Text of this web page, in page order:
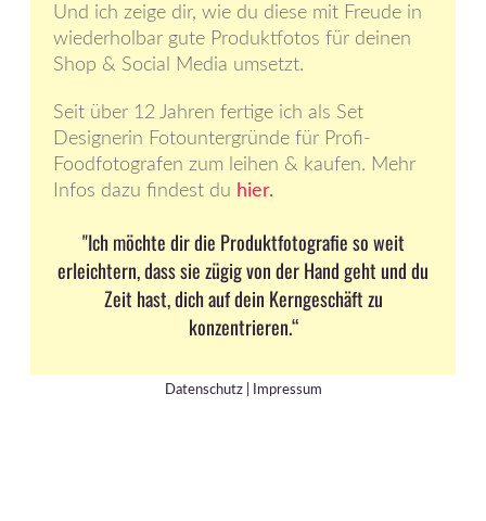
Und ich zeige dir, wie du diese mit Freude in
wiederholbar gute Produktfotos für deinen
Shop & Social Media umsetzt.
Seit über 12 Jahren fertige ich als Set
Designerin Fotountergründe für Profi-
Foodfotografen zum leihen & kaufen. Mehr
Infos dazu findest du hier.
"Ich möchte dir die Produktfotografie so weit
erleichtern, dass sie zügig von der Hand geht und du
Zeit hast, dich auf dein Kerngeschäft zu
konzentrieren.“
Datenschutz | Impressum